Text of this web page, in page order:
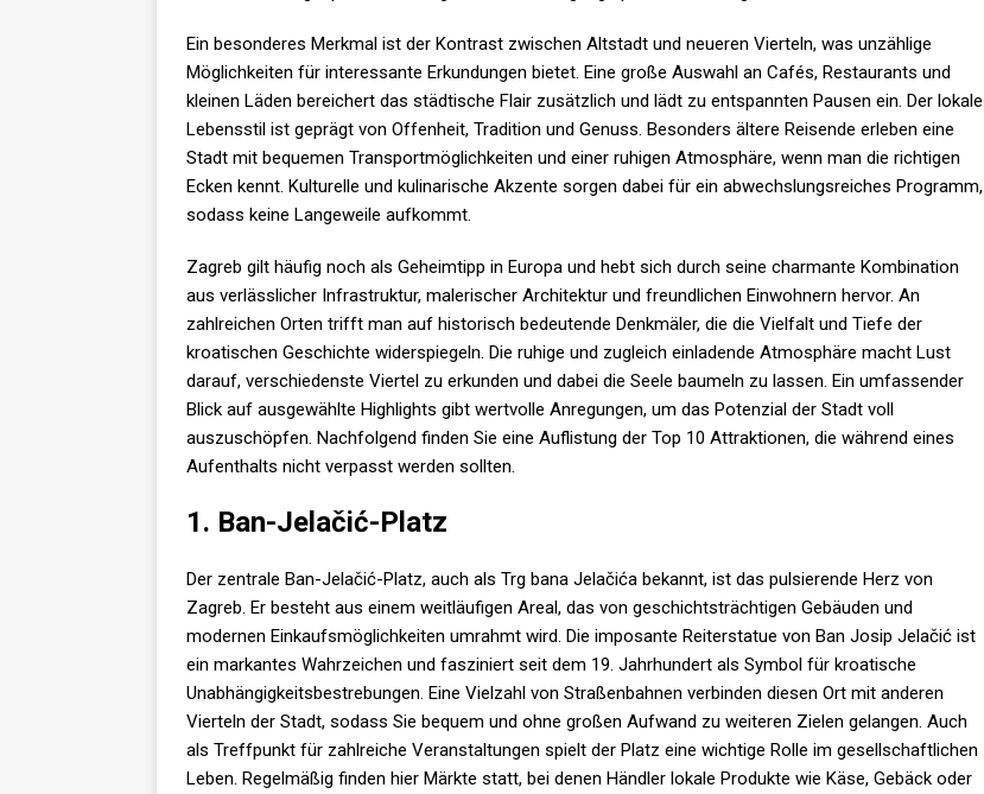
Ein besonderes Merkmal ist der Kontrast zwischen Altstadt und neueren Vierteln, was unzählige
Möglichkeiten für interessante Erkundungen bietet. Eine große Auswahl an Cafés, Restaurants und
kleinen Läden bereichert das städtische Flair zusätzlich und lädt zu entspannten Pausen ein. Der lokale
Lebensstil ist geprägt von Offenheit, Tradition und Genuss. Besonders ältere Reisende erleben eine
Stadt mit bequemen Transportmöglichkeiten und einer ruhigen Atmosphäre, wenn man die richtigen
Ecken kennt. Kulturelle und kulinarische Akzente sorgen dabei für ein abwechslungsreiches Programm,
sodass keine Langeweile aufkommt.
Zagreb gilt häufig noch als Geheimtipp in Europa und hebt sich durch seine charmante Kombination
aus verlässlicher Infrastruktur, malerischer Architektur und freundlichen Einwohnern hervor. An
zahlreichen Orten trifft man auf historisch bedeutende Denkmäler, die die Vielfalt und Tiefe der
kroatischen Geschichte widerspiegeln. Die ruhige und zugleich einladende Atmosphäre macht Lust
darauf, verschiedenste Viertel zu erkunden und dabei die Seele baumeln zu lassen. Ein umfassender
Blick auf ausgewählte Highlights gibt wertvolle Anregungen, um das Potenzial der Stadt voll
auszuschöpfen. Nachfolgend finden Sie eine Auflistung der Top 10 Attraktionen, die während eines
Aufenthalts nicht verpasst werden sollten.
1. Ban-Jelačić-Platz
Der zentrale Ban-Jelačić-Platz, auch als Trg bana Jelačića bekannt, ist das pulsierende Herz von
Zagreb. Er besteht aus einem weitläufigen Areal, das von geschichtsträchtigen Gebäuden und
modernen Einkaufsmöglichkeiten umrahmt wird. Die imposante Reiterstatue von Ban Josip Jelačić ist
ein markantes Wahrzeichen und fasziniert seit dem 19. Jahrhundert als Symbol für kroatische
Unabhängigkeitsbestrebungen. Eine Vielzahl von Straßenbahnen verbinden diesen Ort mit anderen
Vierteln der Stadt, sodass Sie bequem und ohne großen Aufwand zu weiteren Zielen gelangen. Auch
als Treffpunkt für zahlreiche Veranstaltungen spielt der Platz eine wichtige Rolle im gesellschaftlichen
Leben. Regelmäßig finden hier Märkte statt, bei denen Händler lokale Produkte wie Käse, Gebäck oder